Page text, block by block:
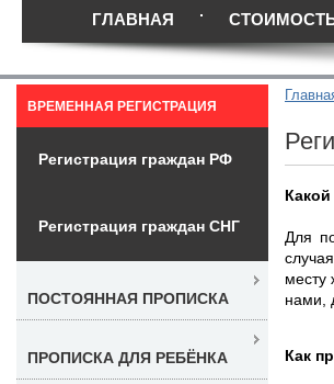
ГЛАВНАЯ
Для
месту
нами,
Как
ВРЕМЕННАЯ РЕГИСТРАЦИЯ
Регистрация граждан РФ
Регистрация граждан СНГ
ПОСТОЯННАЯ ПРОПИСКА
ПРОПИСКА ДЛЯ РЕБЁНКА